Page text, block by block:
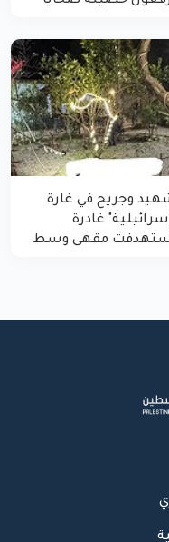
وجريح في غارة
غادرة
مقهى وسط